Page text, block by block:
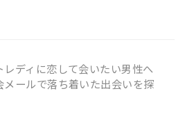
レディに恋して会いたい男性へ
メールで落ち着いた出会いを探